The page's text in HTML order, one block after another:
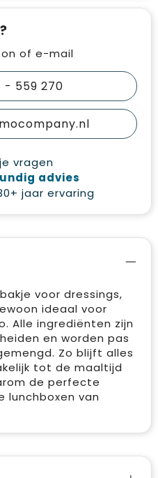
of e-mail
- 559 270
vragen
advies
jaar ervaring
voor dressings,
ideaal voor
Alle ingrediënten zijn
en worden pas
Zo blijft alles
tot de maaltijd
de perfecte
lunchboxen van